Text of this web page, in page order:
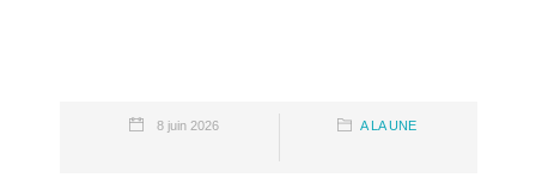
8 juin 2026 A LA UNE